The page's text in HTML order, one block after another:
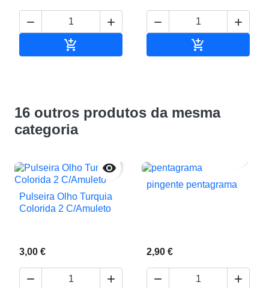
 

 

16 outros produtos da mesma
categoria

Pulseira Olho Turquia
Colorida 2 C/Amuleto
3,00 €
 
pingente pentagrama
2,90 €
 